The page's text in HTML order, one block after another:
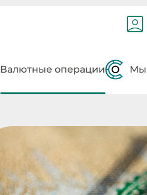
Валютные операции Мы